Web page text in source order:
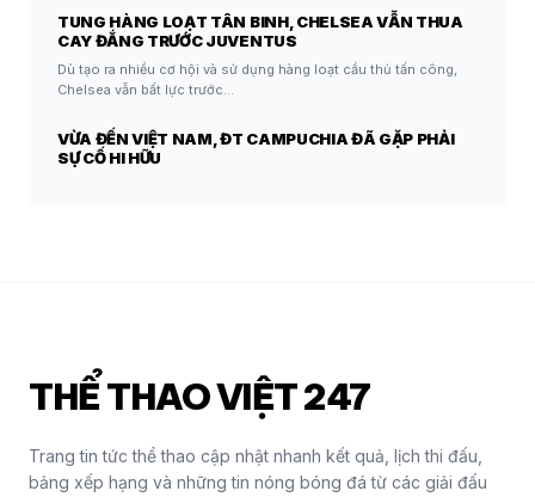
TUNG HÀNG LOẠT TÂN BINH, CHELSEA VẪN THUA
CAY ĐẮNG TRƯỚC JUVENTUS
Dù tạo ra nhiều cơ hội và sử dụng hàng loạt cầu thủ tấn công,
Chelsea vẫn bất lực trước…
VỪA ĐẾN VIỆT NAM, ĐT CAMPUCHIA ĐÃ GẶP PHẢI
SỰ CỐ HI HỮU
THỂ THAO VIỆT 247
Trang tin tức thể thao cập nhật nhanh kết quả, lịch thi đấu,
bảng xếp hạng và những tin nóng bóng đá từ các giải đấu